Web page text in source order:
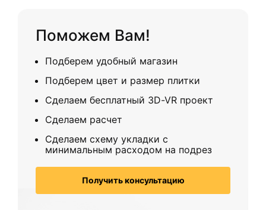
Поможем Вам!
Подберем удобный магазин
Подберем цвет и размер плитки
Сделаем бесплатный 3D-VR проект
Сделаем расчет
Сделаем схему укладки с
минимальным расходом на подрез
Получить консультацию